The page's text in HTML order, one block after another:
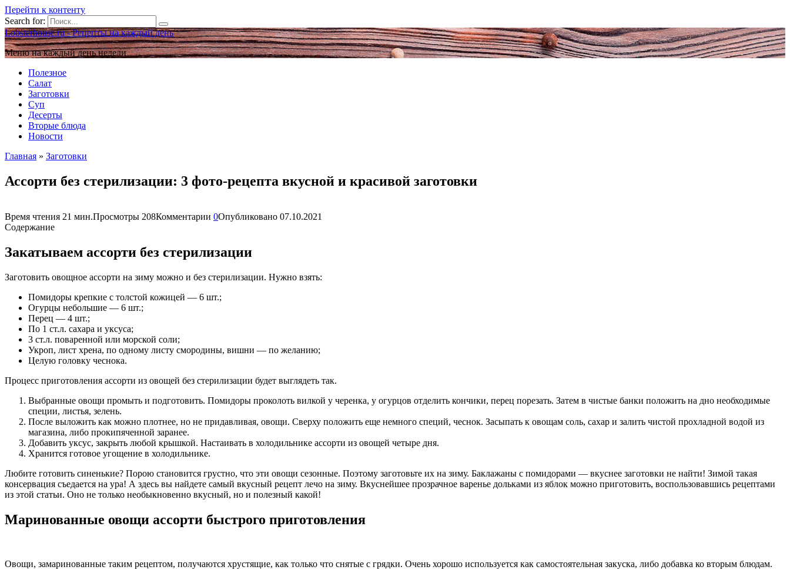
Перейти к контенту
Search for:
Lobsterhouse.ru - Рецепты на каждый день
Меню на каждый день недели
Полезное
Салат
Заготовки
Суп
Десерты
Вторые блюда
Новости
Главная » Заготовки
Ассорти без стерилизации: 3 фото-рецепта вкусной и красивой заготовки
Время чтения 21 мин.Просмотры 208Комментарии 0Опубликовано 07.10.2021
Содержание
Закатываем ассорти без стерилизации
Заготовить овощное ассорти на зиму можно и без стерилизации. Нужно взять:
Помидоры крепкие с толстой кожицей — 6 шт.;
Огурцы небольшие — 6 шт.;
Перец — 4 шт.;
По 1 ст.л. сахара и уксуса;
3 ст.л. поваренной или морской соли;
Укроп, лист хрена, по одному листу смородины, вишни — по желанию;
Целую головку чеснока.
Процесс приготовления ассорти из овощей без стерилизации будет выглядеть так.
Выбранные овощи промыть и подготовить. Помидоры проколоть вилкой у черенка, у огурцов отделить кончики, перец порезать. Затем в чистые банки положить на дно необходимые
специи, листья, зелень.
После выложить как можно плотнее, но не придавливая, овощи. Сверху положить еще немного специй, чеснок. Засыпать к овощам соль, сахар и залить чистой прохладной водой из
магазина, либо прокипяченной заранее.
Добавить уксус, закрыть любой крышкой. Настаивать в холодильнике ассорти из овощей четыре дня.
Хранится готовое угощение в холодильнике.
Любите готовить синенькие? Порою становится грустно, что эти овощи сезонные. Поэтому заготовьте их на зиму. Баклажаны с помидорами — вкуснее заготовки не найти! Зимой такая
консервация съедается на ура! А здесь вы найдете самый вкусный рецепт лечо на зиму. Вкуснейшее прозрачное варенье дольками из яблок можно приготовить, воспользовавшись рецептами
из этой статьи. Оно не только необыкновенно вкусный, но и полезный какой!
Маринованные овощи ассорти быстрого приготовления
Овощи, замаринованные таким рецептом, получаются хрустящие, как только что снятые с грядки. Очень хорошо используется как самостоятельная закуска, либо добавка ко вторым блюдам.